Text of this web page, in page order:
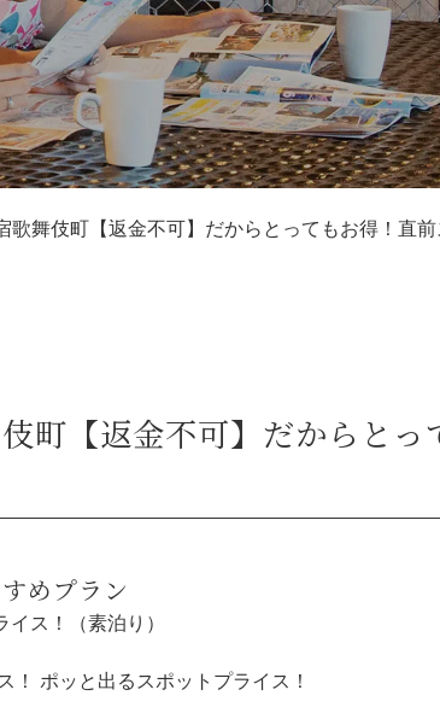
歌舞伎町【返金不可】だからとってもお得！直前
町【返金不可】だからとっ
めプラン
ス！（素泊り）
！ ポッと出るスポットプライス！